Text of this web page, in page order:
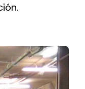
of needs.